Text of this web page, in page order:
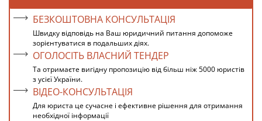
БЕЗКОШТОВНА КОНСУЛЬТАЦІЯ
Швидку відповідь на Ваш юридичний питання допоможе
зорієнтуватися в подальших діях.
ОГОЛОСІТЬ ВЛАСНИЙ ТЕНДЕР
Та отримаєте вигідну пропозицію від більш ніж 5000 юристів
з усієї України.
ВІДЕО-КОНСУЛЬТАЦІЯ
Для юриста це сучасне і ефективне рішення для отримання
необхідної інформації